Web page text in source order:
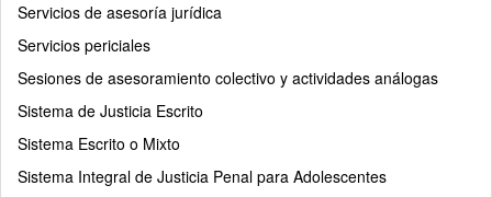
Servicios de asesoría jurídica
Servicios periciales
Sesiones de asesoramiento colectivo y actividades análogas
Sistema de Justicia Escrito
Sistema Escrito o Mixto
Sistema Integral de Justicia Penal para Adolescentes